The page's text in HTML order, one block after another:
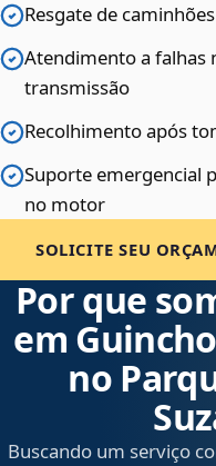
Resgate de
Atendimento a falhas
transmissão
Recolhimento após
Suporte emergencial
no motor
SOLICITE SEU
Por que
em
no
Buscando um serviço